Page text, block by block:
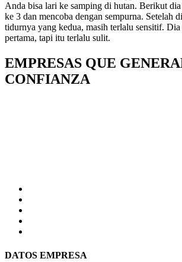
Anda bisa lari ke samping di hutan. Berikut
ke 3 dan mencoba dengan sempurna. Setelah
tidurnya yang kedua, masih terlalu sensitif.
pertama, tapi itu terlalu sulit.
EMPRESAS QUE
CONFIANZA
DATOS EMPRESA